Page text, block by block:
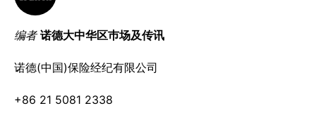
编者 诺德大中华区巿场及传讯
诺德(中国)保险经纪有限公司
+86 21 5081 2338